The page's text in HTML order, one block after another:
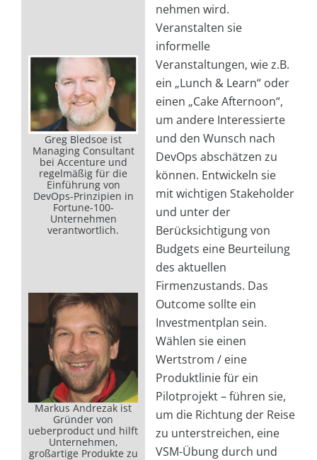
Greg Bledsoe ist
Managing Consultant
bei Accenture und
regelmäßig für die
Einführung von
DevOps-Prinzipien in
Fortune-100-
Unternehmen
verantwortlich.
Markus Andrezak ist
Gründer von
ueberproduct und hilft
Unternehmen,
großartige Produkte zu
nehmen wird.
Veranstalten sie
informelle
Veranstaltungen, wie z.B.
ein „Lunch & Learn“ oder
einen „Cake Afternoon“,
um andere Interessierte
und den Wunsch nach
DevOps abschätzen zu
können. Entwickeln sie
mit wichtigen Stakeholder
und unter der
Berücksichtigung von
Budgets eine Beurteilung
des aktuellen
Firmenzustands. Das
Outcome sollte ein
Investmentplan sein.
Wählen sie einen
Wertstrom / eine
Produktlinie für ein
Pilotprojekt – führen sie,
um die Richtung der Reise
zu unterstreichen, eine
VSM-Übung durch und